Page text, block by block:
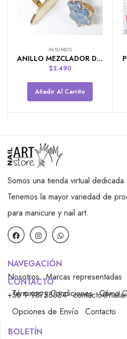
INSUMOS
ANILLO MEZCLADOR DE PINTURA TIPO CUARZO
$2.490
Añadir Al Carrito
Somos una tienda virtual
Tenemos la mayor variedad de
para manicure y nail art.
NAVEGACIÓN
Nosotros Marcas representadas
Términos y Condiciones Cómo
CONTACTO
+56 9 98758554
Opciones de Envío
Contacto
BOLETÍN